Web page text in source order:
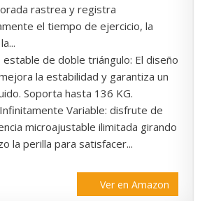
rastrea y registra
el tiempo de ejercicio, la
de doble triángulo: El diseño
la estabilidad y garantiza un
Soporta hasta 136 KG.
Variable: disfrute de
microajustable ilimitada girando
la perilla para satisfacer...
Ver en Amazon